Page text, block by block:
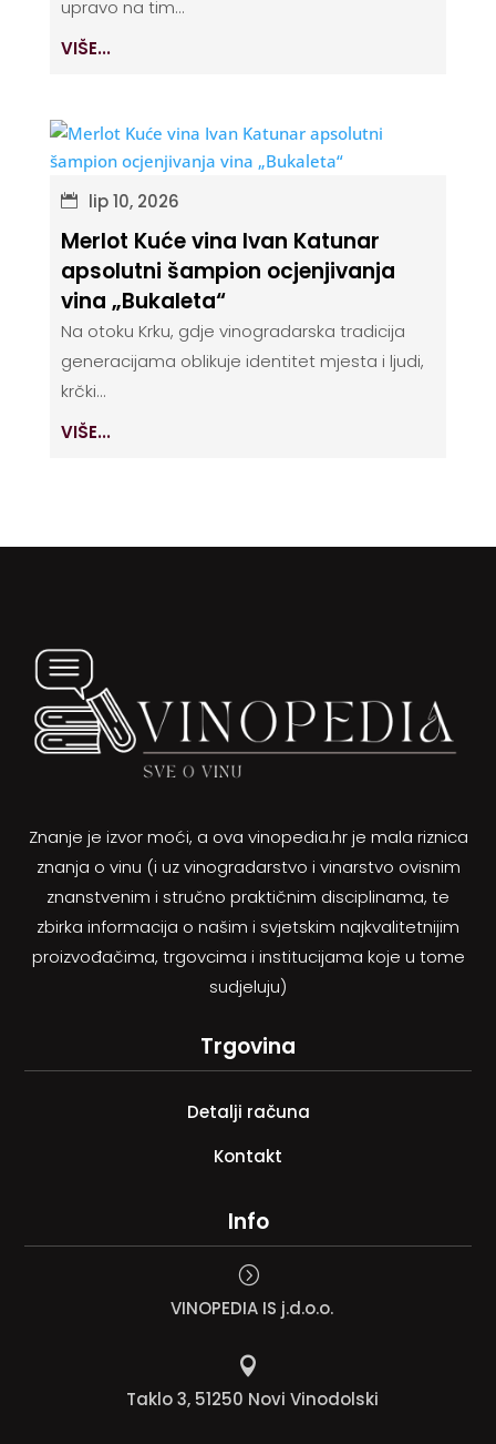
upravo na tim...
VIŠE...
lip 10, 2026
Merlot Kuće vina Ivan Katunar
apsolutni šampion ocjenjivanja
vina „Bukaleta“
Na otoku Krku, gdje vinogradarska tradicija
generacijama oblikuje identitet mjesta i ljudi,
krčki...
VIŠE...
Znanje je izvor moći, a ova vinopedia.hr je mala riznica
znanja o vinu (i uz vinogradarstvo i vinarstvo ovisnim
znanstvenim i stručno praktičnim disciplinama, te
zbirka informacija o našim i svjetskim najkvalitetnijim
proizvođačima, trgovcima i institucijama koje u tome
sudjeluju)
Trgovina
Detalji računa
Kontakt
Info
=
VINOPEDIA IS j.d.o.o.

Taklo 3, 51250 Novi Vinodolski